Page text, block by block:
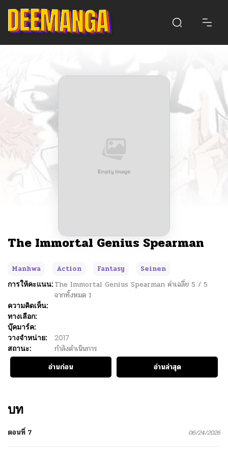
The Immortal Genius Spearman
Manhwa Action Fantasy
Seinen
การให้คะแนน: The Immortal Genius Spearman ค่าเฉลี่ย 5 / 5
จากทั้งหมด 1
ความคิดเห็น:
ทางเลือก:
บุ๊คมาร์ค:
วางจำหน่าย:
2017
สถานะ:
กำลังดำเนินการ
อ่านก่อน
อ่านล่าสุด
บท
ตอนที่ 7 06/24/2026